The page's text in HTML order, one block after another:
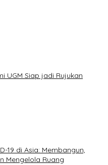
UGM Siap jadi Rujukan
19 di Asia: Membangun,
Mengelola Ruang